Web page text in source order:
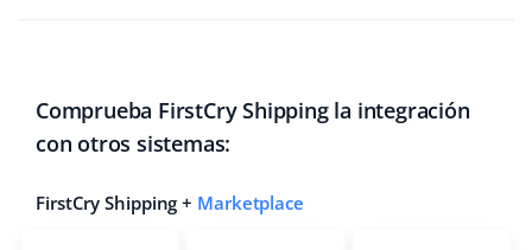
Comprueba FirstCry Shipping la integración
con otros sistemas:
FirstCry Shipping + Marketplace